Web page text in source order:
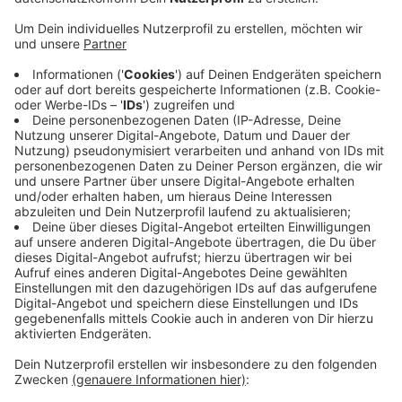
machtlos. Selbst wenn die Gesetzeslücke
für bestehende Firmen. Wenn Coroplast die Fristen
voll ausnutzt, kommt es alleine dadurch auf fünf
Monate. Und noch besteht die Gesetzeslücke. Der
Bundesrat hat zwar vor zehn Tagen beschlossen,
sie zu schließen, aber auch der Bundestag muss
noch zustimmen. Informationen der Stadt zu dem
Fall gibt es hier
Veröffentlicht:Montag, 15.06.2020 06:11
Anzeige